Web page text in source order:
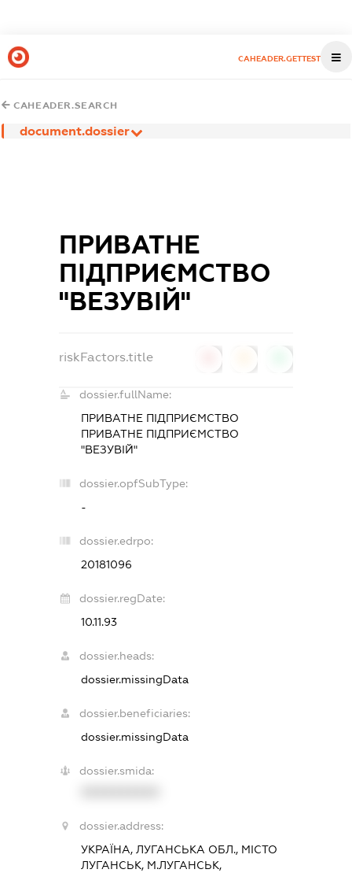
CAHEADER.GETTEST
CAHEADER.SEARCH
document.dossier
ПРИВАТНЕ
ПІДПРИЄМСТВО
"ВЕЗУВІЙ"
riskFactors.title
dossier.fullName:
ПРИВАТНЕ ПІДПРИЄМСТВО
ПРИВАТНЕ ПІДПРИЄМСТВО
"ВЕЗУВІЙ"
dossier.opfSubType:
-
dossier.edrpo:
20181096
dossier.regDate:
10.11.93
dossier.heads:
dossier.missingData
dossier.beneficiaries:
dossier.missingData
dossier.smida:
dossier.address:
УКРАЇНА, ЛУГАНСЬКА ОБЛ., МІСТО
ЛУГАНСЬК, М.ЛУГАНСЬК,